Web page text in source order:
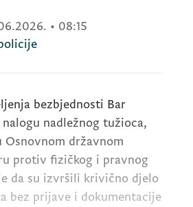
• 08:15
bezbjednosti Bar
nadležnog tužioca,
državnom
protiv fizičkog i pravnog
da su izvršili krivično djelo
bez prijave i dokumentacije